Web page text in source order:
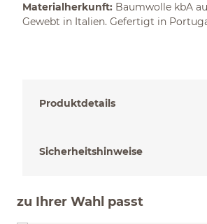
Materialherkunft: Baumwolle kbA
Gewebt in Italien. Gefertigt in
Produktdetails
Sicherheitshinweise
zu Ihrer Wahl passt